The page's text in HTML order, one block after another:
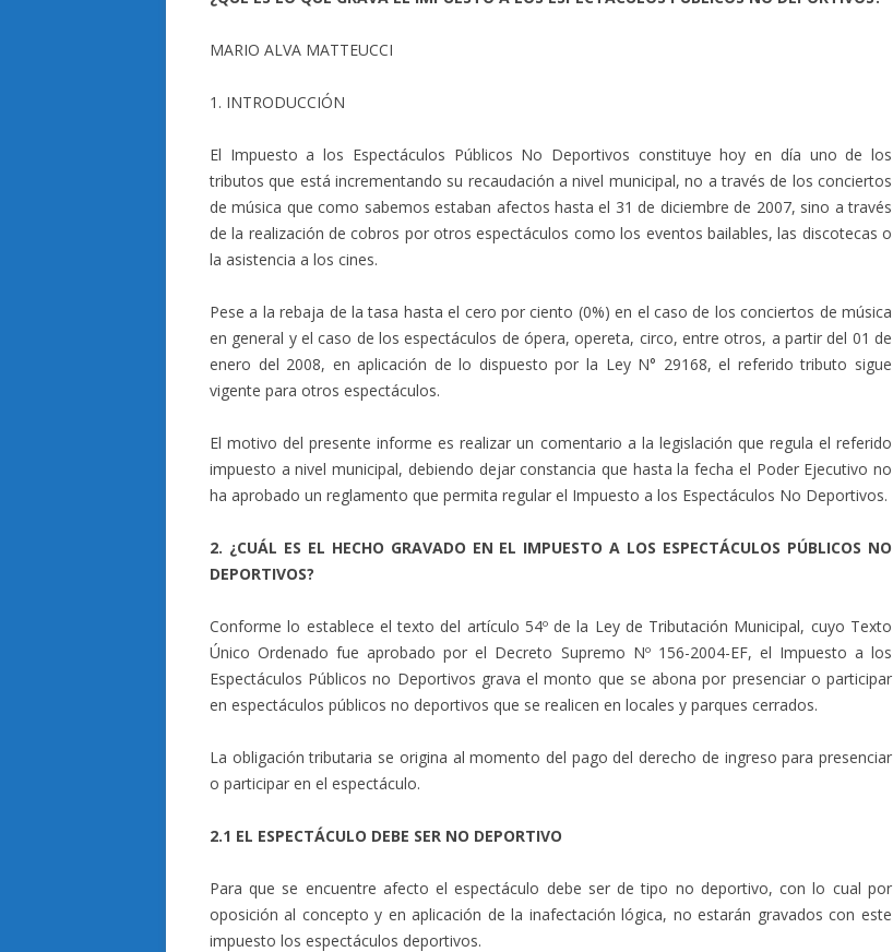
MARIO ALVA MATTEUCCI
1. INTRODUCCIÓN
El Impuesto a los Espectáculos Públicos No Deportivos constituye hoy en día uno de los
tributos que está incrementando su recaudación a nivel municipal, no a través de los conciertos
de música que como sabemos estaban afectos hasta el 31 de diciembre de 2007, sino a través
de la realización de cobros por otros espectáculos como los eventos bailables, las discotecas o
la asistencia a los cines.
Pese a la rebaja de la tasa hasta el cero por ciento (0%) en el caso de los conciertos de música
en general y el caso de los espectáculos de ópera, opereta, circo, entre otros, a partir del 01 de
enero del 2008, en aplicación de lo dispuesto por la Ley N° 29168, el referido tributo sigue
vigente para otros espectáculos.
El motivo del presente informe es realizar un comentario a la legislación que regula el referido
impuesto a nivel municipal, debiendo dejar constancia que hasta la fecha el Poder Ejecutivo no
ha aprobado un reglamento que permita regular el Impuesto a los Espectáculos No Deportivos.
2. ¿CUÁL ES EL HECHO GRAVADO EN EL IMPUESTO A LOS ESPECTÁCULOS PÚBLICOS NO
DEPORTIVOS?
Conforme lo establece el texto del artículo 54º de la Ley de Tributación Municipal, cuyo Texto
Único Ordenado fue aprobado por el Decreto Supremo Nº 156-2004-EF, el Impuesto a los
Espectáculos Públicos no Deportivos grava el monto que se abona por presenciar o participar
en espectáculos públicos no deportivos que se realicen en locales y parques cerrados.
La obligación tributaria se origina al momento del pago del derecho de ingreso para presenciar
o participar en el espectáculo.
2.1 EL ESPECTÁCULO DEBE SER NO DEPORTIVO
Para que se encuentre afecto el espectáculo debe ser de tipo no deportivo, con lo cual por
oposición al concepto y en aplicación de la inafectación lógica, no estarán gravados con este
impuesto los espectáculos deportivos.